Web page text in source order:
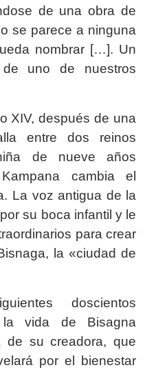
de una obra de
se parece a ninguna
nombrar […]. Un
de uno de nuestros
XIV, después de una
entre dos reinos
de nueve años
cambia el
La voz antigua de la
su boca infantil y le
para crear
la «ciudad de
doscientos
la vida de Bisagna
de su creadora, que
por el bienestar